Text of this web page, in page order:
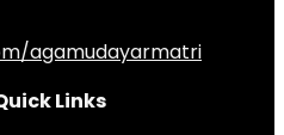
agamudayarmatri
Links